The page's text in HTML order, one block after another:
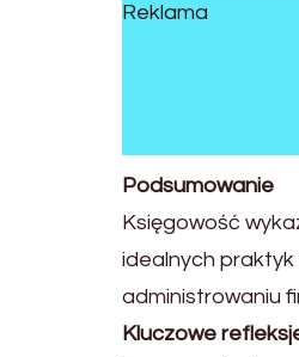
Reklama
Podsumowanie
Księgowość
idealnych praktyk
administrowaniu
Kluczowe